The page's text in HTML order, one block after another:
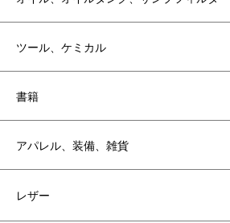
ツール、ケミカル
書籍
アパレル、装備、雑貨
レザー